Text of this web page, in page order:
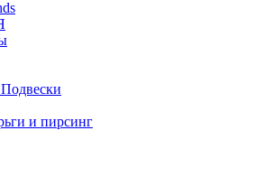
и пирсинг